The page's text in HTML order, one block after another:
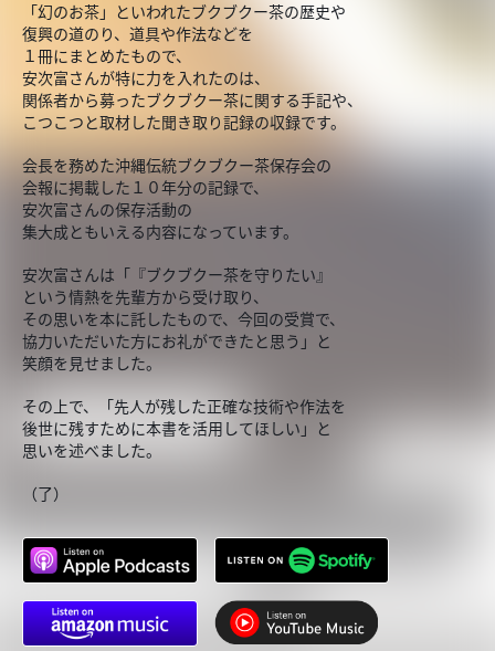
「幻のお茶」といわれたブクブクー茶の歴史や
復興の道のり、道具や作法などを
１冊にまとめたもので、
安次富さんが特に力を入れたのは、
関係者から募ったブクブクー茶に関する手記や、
こつこつと取材した聞き取り記録の収録です。
会長を務めた沖縄伝統ブクブクー茶保存会の
会報に掲載した１０年分の記録で、
安次富さんの保存活動の
集大成ともいえる内容になっています。
安次富さんは「『ブクブクー茶を守りたい』
という情熱を先輩方から受け取り、
その思いを本に託したもので、今回の受賞で、
協力いただいた方にお礼ができたと思う」と
笑顔を見せました。
その上で、「先人が残した正確な技術や作法を
後世に残すために本書を活用してほしい」と
思いを述べました。
（了）